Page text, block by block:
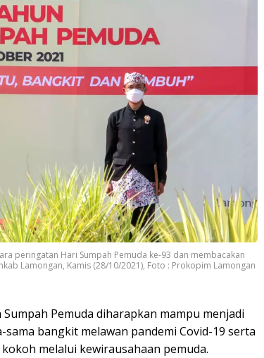
peringatan Hari Sumpah Pemuda ke-93 dan membacakan
Lamongan, Kamis (28/10/2021), Foto : Prokopim Lamongan
Pemuda diharapkan mampu menjadi
bangkit melawan pandemi Covid-19 serta
melalui kewirausahaan pemuda.